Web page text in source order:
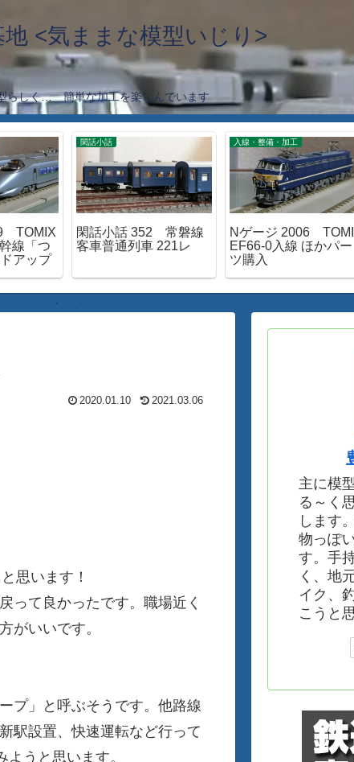
地 <気ままな模型いじり>
らしく… 簡単な加工を楽しんでいます
TOMIX
線「つ
アップ
閑話小話
閑話小話 352 常磐線
客車普通列車 221レ
入線・整備・加工
Nゲージ 2006
EF66-0入線 ほかパー
ツ購入
2020.01.10 2021.03.06
思います！
って良かったです。職場近く
がいいです。
プ」と呼ぶそうです。他路線
駅設置、快速運転など行って
うと思います。
主に模
る～く
します
物っぽ
す。手
く、地
イク、
こうと